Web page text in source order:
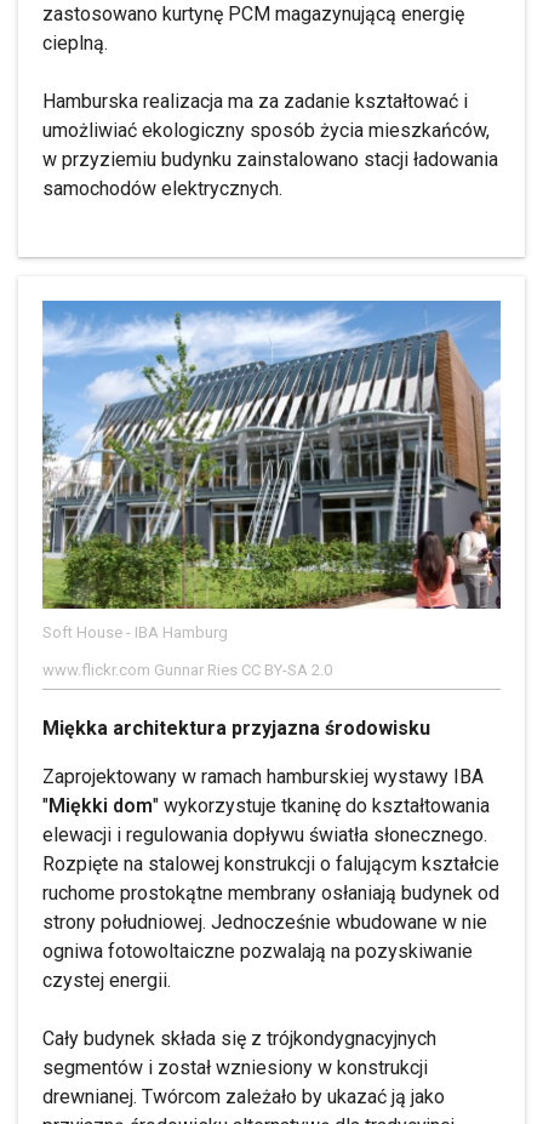
zastosowano kurtynę PCM magazynującą energię
cieplną.
Hamburska realizacja ma za zadanie kształtować i
umożliwiać ekologiczny sposób życia mieszkańców,
w przyziemiu budynku zainstalowano stacji ładowania
samochodów elektrycznych.
Soft House - IBA Hamburg
www.flickr.com Gunnar Ries CC BY-SA 2.0
Miękka architektura przyjazna środowisku
Zaprojektowany w ramach hamburskiej wystawy IBA
"Miękki dom" wykorzystuje tkaninę do kształtowania
elewacji i regulowania dopływu światła słonecznego.
Rozpięte na stalowej konstrukcji o falującym kształcie
ruchome prostokątne membrany osłaniają budynek od
strony południowej. Jednocześnie wbudowane w nie
ogniwa fotowoltaiczne pozwalają na pozyskiwanie
czystej energii.
Cały budynek składa się z trójkondygnacyjnych
segmentów i został wzniesiony w konstrukcji
drewnianej. Twórcom zależało by ukazać ją jako